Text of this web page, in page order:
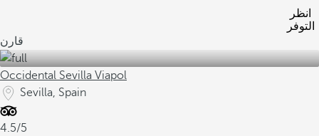
انظر
التوفر
قارن
Occidental Sevilla Viapol
Sevilla, Spain
4.5/5